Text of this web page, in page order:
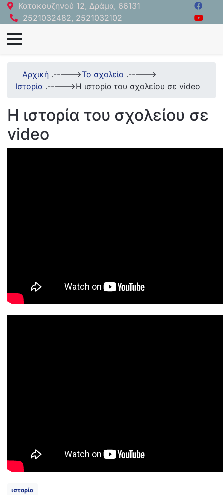
Κατακουζηνού 12, Δράμα, 66131
2521032482, 2521032102
Αρχική .----->Το σχολείο .----->
Ιστορία .----->Η ιστορία του σχολείου σε video
Η ιστορία του σχολείου σε
video
ιστορία